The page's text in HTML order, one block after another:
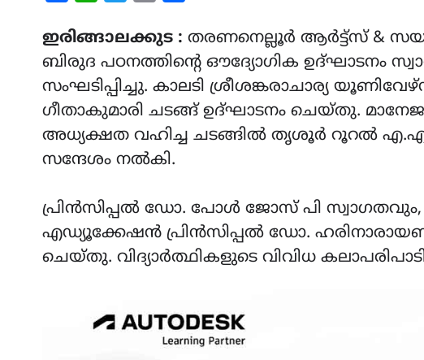
ഇരിങ്ങാലക്കുട : തരണനെല്ലൂർ ആർട്ട്സ് &
ബിരുദ പഠനത്തിന്റെ ഔദ്യോഗിക ഉദ്ഘാടനം
സംഘടിപ്പിച്ചു. കാലടി ശ്രീശങ്കരാചാര്യ
ഗീതാകുമാരി ചടങ്ങ് ഉദ്ഘാടനം ചെയ്തു.
അധ്യക്ഷത വഹിച്ച ചടങ്ങിൽ തൃശൂർ റൂറൽ
സന്ദേശം നൽകി.
പ്രിൻസിപ്പൽ ഡോ. പോൾ ജോസ് പി സ്വാഗതവും,
എഡ്യൂക്കേഷൻ പ്രിൻസിപ്പൽ ഡോ.
ചെയ്തു. വിദ്യാർത്ഥികളുടെ വിവിധ